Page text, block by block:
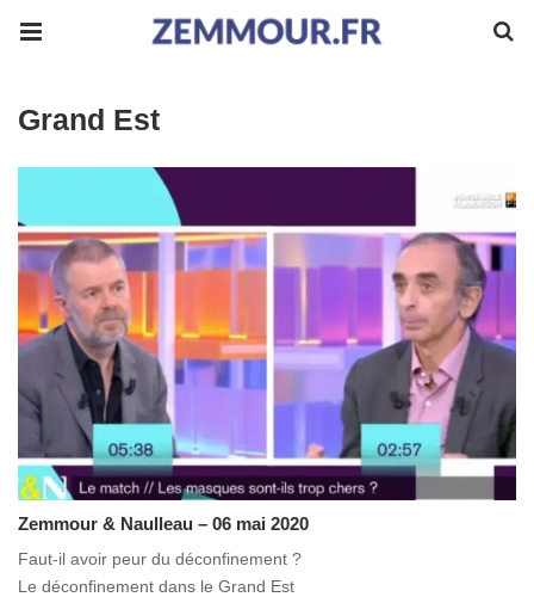
Grand Est
Zemmour & Naulleau – 06 mai 2020
Faut-il avoir peur du déconfinement ?
Le déconfinement dans le Grand Est